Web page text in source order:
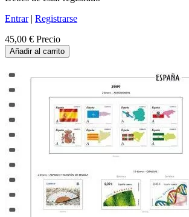
Entrar| Registrarse
45,00 € Precio
Añadir al carrito